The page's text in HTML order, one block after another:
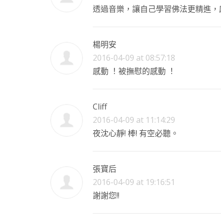
透過音樂，讓自己學習佛法更精進
楊明安
2016-04-09 at 08:57:18
感動 ！被撫慰的感動 ！
Cliff
2016-04-09 at 11:14:29
夜沈心靜! 棒! 有空必聽。
張寶后
2016-04-09 at 19:16:51
謝謝您!!